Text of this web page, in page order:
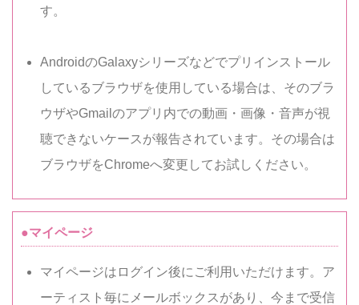
す。
AndroidのGalaxyシリーズなどでプリインストール
しているブラウザを使用している場合は、そのブラ
ウザやGmailのアプリ内での動画・画像・音声が視
聴できないケースが報告されています。その場合は
ブラウザをChromeへ変更してお試しください。
●マイページ
マイページはログイン後にご利用いただけます。ア
ーティスト毎にメールボックスがあり、今まで受信